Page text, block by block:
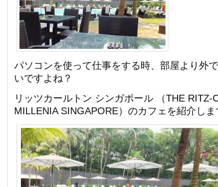
パソコンを使って仕事をする時、部屋より外
いですよね？
リッツカールトン シンガポール （THE RITZ-
MILLENIA SINGAPORE）のカフェを紹介しま